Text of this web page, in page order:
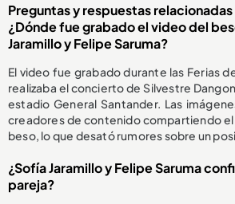
Preguntas y respuestas relacionadas
¿Dónde fue grabado el video del
Jaramillo y Felipe Saruma?
El video fue grabado durante las Ferias
realizaba el concierto de Silvestre
estadio General Santander. Las
creadores de contenido compartiendo
beso, lo que desató rumores sobre un
¿Sofía Jaramillo y Felipe Saruma
pareja?